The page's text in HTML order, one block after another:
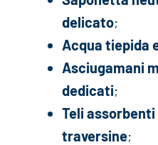
delicato;
Acqua tiepida
Asciugamani
dedicati;
Teli assorbenti
traversine;